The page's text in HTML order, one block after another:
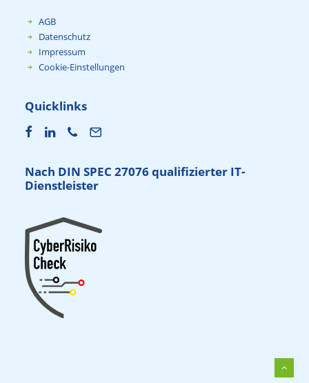
AGB
Datenschutz
Impressum
Cookie-Einstellungen
Quicklinks
Nach DIN SPEC 27076 qualifizierter IT-
Dienstleister